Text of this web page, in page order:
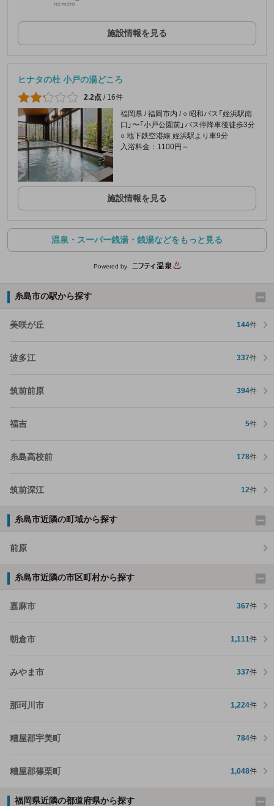
施設情報を見る
ヒナタの杜 小戸の湯どころ
2.2点 / 16件
福岡県 / 福岡市内 / ○ 昭和バス「姪浜駅南
口」〜「小戸公園前」バス停降車後徒歩3分
○ 地下鉄空港線 姪浜駅より車9分
入浴料金：1100円～
施設情報を見る
温泉・スーパー銭湯・銭湯などをもっと見る
Powered by
糸島市の駅から探す
美咲が丘 144件
波多江 337件
筑前前原 394件
福吉 5件
糸島高校前 178件
筑前深江 12件
糸島市近隣の町域から探す
前原
糸島市近隣の市区町村から探す
嘉麻市 367件
朝倉市 1,111件
みやま市 337件
那珂川市 1,224件
糟屋郡宇美町 784件
糟屋郡篠栗町 1,048件
福岡県近隣の都道府県から探す